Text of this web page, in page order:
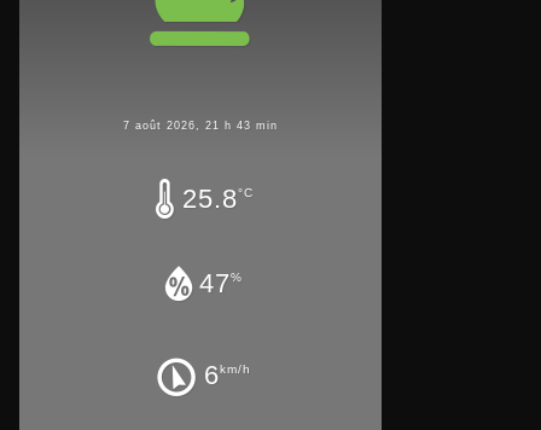
7 août 2026, 21 h 43 min
25.8°C
47%
6km/h